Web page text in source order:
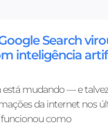
Search
inteligência
mudando — e
da internet nos
funcionou como